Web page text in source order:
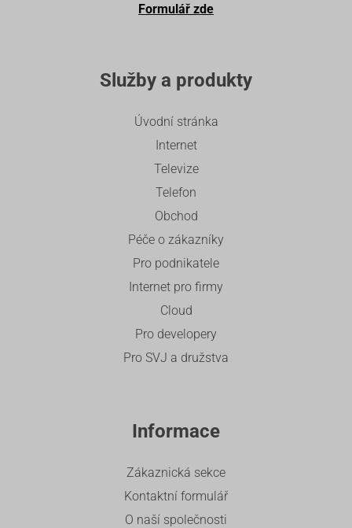
Formulář zde
Služby a produkty
Úvodní stránka
Internet
Televize
Telefon
Obchod
Péče o zákazníky
Pro podnikatele
Internet pro firmy
Cloud
Pro developery
Pro SVJ a družstva
Informace
Zákaznická sekce
Kontaktní formulář
O naší společnosti